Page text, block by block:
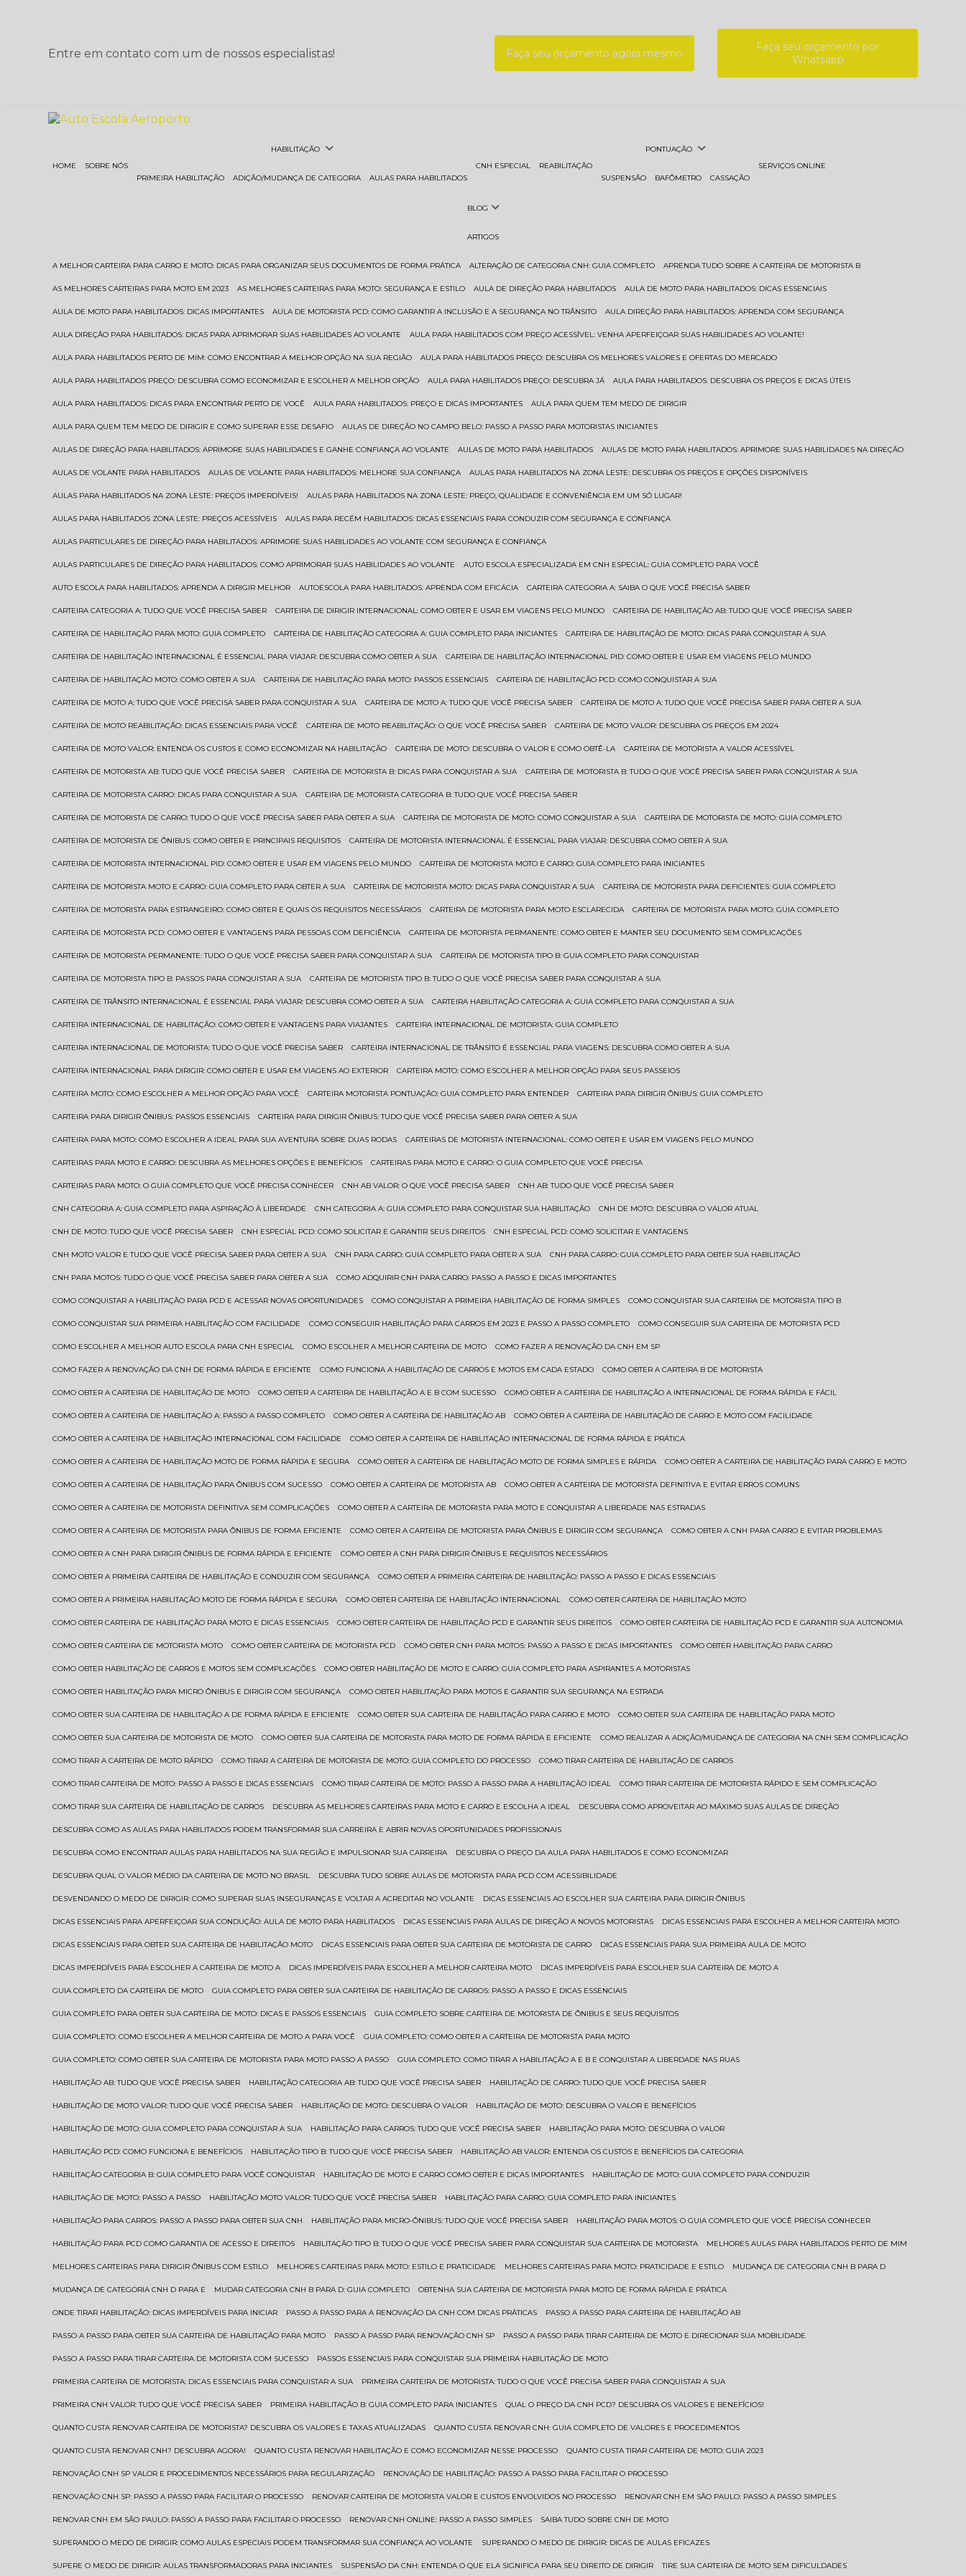
Entre em contato com um de nossos especialistas! Faça seu orçamento agora mesmo
Faça seu orçamento por
Whatsapp
HOME SOBRE NÓS
HABILITAÇÃO
PRIMEIRA HABILITAÇÃO ADIÇÃO/MUDANÇA DE CATEGORIA AULAS PARA HABILITADOS
CNH ESPECIAL REABILITAÇÃO
PONTUAÇÃO
SUSPENSÃO BAFÔMETRO CASSAÇÃO
SERVIÇOS ONLINE
BLOG
ARTIGOS
A MELHOR CARTEIRA PARA CARRO E MOTO: DICAS PARA ORGANIZAR SEUS DOCUMENTOS DE FORMA PRÁTICA ALTERAÇÃO DE CATEGORIA CNH: GUIA COMPLETO APRENDA TUDO SOBRE A CARTEIRA DE MOTORISTA B
AS MELHORES CARTEIRAS PARA MOTO EM 2023 AS MELHORES CARTEIRAS PARA MOTO: SEGURANÇA E ESTILO AULA DE DIREÇÃO PARA HABILITADOS AULA DE MOTO PARA HABILITADOS: DICAS ESSENCIAIS
AULA DE MOTO PARA HABILITADOS: DICAS IMPORTANTES AULA DE MOTORISTA PCD: COMO GARANTIR A INCLUSÃO E A SEGURANÇA NO TRÂNSITO AULA DIREÇÃO PARA HABILITADOS: APRENDA COM SEGURANÇA
AULA DIREÇÃO PARA HABILITADOS: DICAS PARA APRIMORAR SUAS HABILIDADES AO VOLANTE AULA PARA HABILITADOS COM PREÇO ACESSÍVEL: VENHA APERFEIÇOAR SUAS HABILIDADES AO VOLANTE!
AULA PARA HABILITADOS PERTO DE MIM: COMO ENCONTRAR A MELHOR OPÇÃO NA SUA REGIÃO AULA PARA HABILITADOS PREÇO: DESCUBRA OS MELHORES VALORES E OFERTAS DO MERCADO
AULA PARA HABILITADOS PREÇO: DESCUBRA COMO ECONOMIZAR E ESCOLHER A MELHOR OPÇÃO AULA PARA HABILITADOS PREÇO: DESCUBRA JÁ AULA PARA HABILITADOS: DESCUBRA OS PREÇOS E DICAS ÚTEIS
AULA PARA HABILITADOS: DICAS PARA ENCONTRAR PERTO DE VOCÊ AULA PARA HABILITADOS: PREÇO E DICAS IMPORTANTES AULA PARA QUEM TEM MEDO DE DIRIGIR
AULA PARA QUEM TEM MEDO DE DIRIGIR E COMO SUPERAR ESSE DESAFIO AULAS DE DIREÇÃO NO CAMPO BELO: PASSO A PASSO PARA MOTORISTAS INICIANTES
AULAS DE DIREÇÃO PARA HABILITADOS: APRIMORE SUAS HABILIDADES E GANHE CONFIANÇA AO VOLANTE AULAS DE MOTO PARA HABILITADOS AULAS DE MOTO PARA HABILITADOS: APRIMORE SUAS HABILIDADES NA DIREÇÃO
AULAS DE VOLANTE PARA HABILITADOS AULAS DE VOLANTE PARA HABILITADOS: MELHORE SUA CONFIANÇA AULAS PARA HABILITADOS NA ZONA LESTE: DESCUBRA OS PREÇOS E OPÇÕES DISPONÍVEIS
AULAS PARA HABILITADOS NA ZONA LESTE: PREÇOS IMPERDÍVEIS! AULAS PARA HABILITADOS NA ZONA LESTE: PREÇO, QUALIDADE E CONVENIÊNCIA EM UM SÓ LUGAR!
AULAS PARA HABILITADOS ZONA LESTE: PREÇOS ACESSÍVEIS AULAS PARA RECÉM HABILITADOS: DICAS ESSENCIAIS PARA CONDUZIR COM SEGURANÇA E CONFIANÇA
AULAS PARTICULARES DE DIREÇÃO PARA HABILITADOS: APRIMORE SUAS HABILIDADES AO VOLANTE COM SEGURANÇA E CONFIANÇA
AULAS PARTICULARES DE DIREÇÃO PARA HABILITADOS: COMO APRIMORAR SUAS HABILIDADES AO VOLANTE AUTO ESCOLA ESPECIALIZADA EM CNH ESPECIAL: GUIA COMPLETO PARA VOCÊ
AUTO ESCOLA PARA HABILITADOS: APRENDA A DIRIGIR MELHOR AUTOESCOLA PARA HABILITADOS: APRENDA COM EFICÁCIA CARTEIRA CATEGORIA A: SAIBA O QUE VOCÊ PRECISA SABER
CARTEIRA CATEGORIA A: TUDO QUE VOCÊ PRECISA SABER CARTEIRA DE DIRIGIR INTERNACIONAL: COMO OBTER E USAR EM VIAGENS PELO MUNDO CARTEIRA DE HABILITAÇÃO AB: TUDO QUE VOCÊ PRECISA SABER
CARTEIRA DE HABILITAÇÃO PARA MOTO: GUIA COMPLETO CARTEIRA DE HABILITAÇÃO CATEGORIA A: GUIA COMPLETO PARA INICIANTES CARTEIRA DE HABILITAÇÃO DE MOTO: DICAS PARA CONQUISTAR A SUA
CARTEIRA DE HABILITAÇÃO INTERNACIONAL É ESSENCIAL PARA VIAJAR: DESCUBRA COMO OBTER A SUA CARTEIRA DE HABILITAÇÃO INTERNACIONAL PID: COMO OBTER E USAR EM VIAGENS PELO MUNDO
CARTEIRA DE HABILITAÇÃO MOTO: COMO OBTER A SUA CARTEIRA DE HABILITAÇÃO PARA MOTO: PASSOS ESSENCIAIS CARTEIRA DE HABILITAÇÃO PCD: COMO CONQUISTAR A SUA
CARTEIRA DE MOTO A: TUDO QUE VOCÊ PRECISA SABER PARA CONQUISTAR A SUA CARTEIRA DE MOTO A: TUDO QUE VOCÊ PRECISA SABER CARTEIRA DE MOTO A: TUDO QUE VOCÊ PRECISA SABER PARA OBTER A SUA
CARTEIRA DE MOTO REABILITAÇÃO: DICAS ESSENCIAIS PARA VOCÊ CARTEIRA DE MOTO REABILITAÇÃO: O QUE VOCÊ PRECISA SABER CARTEIRA DE MOTO VALOR: DESCUBRA OS PREÇOS EM 2024
CARTEIRA DE MOTO VALOR: ENTENDA OS CUSTOS E COMO ECONOMIZAR NA HABILITAÇÃO CARTEIRA DE MOTO: DESCUBRA O VALOR E COMO OBTÊ-LA CARTEIRA DE MOTORISTA A VALOR ACESSÍVEL
CARTEIRA DE MOTORISTA AB: TUDO QUE VOCÊ PRECISA SABER CARTEIRA DE MOTORISTA B: DICAS PARA CONQUISTAR A SUA CARTEIRA DE MOTORISTA B: TUDO O QUE VOCÊ PRECISA SABER PARA CONQUISTAR A SUA
CARTEIRA DE MOTORISTA CARRO: DICAS PARA CONQUISTAR A SUA CARTEIRA DE MOTORISTA CATEGORIA B: TUDO QUE VOCÊ PRECISA SABER
CARTEIRA DE MOTORISTA DE CARRO: TUDO O QUE VOCÊ PRECISA SABER PARA OBTER A SUA CARTEIRA DE MOTORISTA DE MOTO: COMO CONQUISTAR A SUA CARTEIRA DE MOTORISTA DE MOTO: GUIA COMPLETO
CARTEIRA DE MOTORISTA DE ÔNIBUS: COMO OBTER E PRINCIPAIS REQUISITOS CARTEIRA DE MOTORISTA INTERNACIONAL É ESSENCIAL PARA VIAJAR: DESCUBRA COMO OBTER A SUA
CARTEIRA DE MOTORISTA INTERNACIONAL PID: COMO OBTER E USAR EM VIAGENS PELO MUNDO CARTEIRA DE MOTORISTA MOTO E CARRO: GUIA COMPLETO PARA INICIANTES
CARTEIRA DE MOTORISTA MOTO E CARRO: GUIA COMPLETO PARA OBTER A SUA CARTEIRA DE MOTORISTA MOTO: DICAS PARA CONQUISTAR A SUA CARTEIRA DE MOTORISTA PARA DEFICIENTES: GUIA COMPLETO
CARTEIRA DE MOTORISTA PARA ESTRANGEIRO: COMO OBTER E QUAIS OS REQUISITOS NECESSÁRIOS CARTEIRA DE MOTORISTA PARA MOTO ESCLARECIDA CARTEIRA DE MOTORISTA PARA MOTO: GUIA COMPLETO
CARTEIRA DE MOTORISTA PCD: COMO OBTER E VANTAGENS PARA PESSOAS COM DEFICIÊNCIA CARTEIRA DE MOTORISTA PERMANENTE: COMO OBTER E MANTER SEU DOCUMENTO SEM COMPLICAÇÕES
CARTEIRA DE MOTORISTA PERMANENTE: TUDO O QUE VOCÊ PRECISA SABER PARA CONQUISTAR A SUA CARTEIRA DE MOTORISTA TIPO B: GUIA COMPLETO PARA CONQUISTAR
CARTEIRA DE MOTORISTA TIPO B: PASSOS PARA CONQUISTAR A SUA CARTEIRA DE MOTORISTA TIPO B: TUDO O QUE VOCÊ PRECISA SABER PARA CONQUISTAR A SUA
CARTEIRA DE TRÂNSITO INTERNACIONAL É ESSENCIAL PARA VIAJAR: DESCUBRA COMO OBTER A SUA CARTEIRA HABILITAÇÃO CATEGORIA A: GUIA COMPLETO PARA CONQUISTAR A SUA
CARTEIRA INTERNACIONAL DE HABILITAÇÃO: COMO OBTER E VANTAGENS PARA VIAJANTES CARTEIRA INTERNACIONAL DE MOTORISTA: GUIA COMPLETO
CARTEIRA INTERNACIONAL DE MOTORISTA: TUDO O QUE VOCÊ PRECISA SABER CARTEIRA INTERNACIONAL DE TRÂNSITO É ESSENCIAL PARA VIAGENS: DESCUBRA COMO OBTER A SUA
CARTEIRA INTERNACIONAL PARA DIRIGIR: COMO OBTER E USAR EM VIAGENS AO EXTERIOR CARTEIRA MOTO: COMO ESCOLHER A MELHOR OPÇÃO PARA SEUS PASSEIOS
CARTEIRA MOTO: COMO ESCOLHER A MELHOR OPÇÃO PARA VOCÊ CARTEIRA MOTORISTA PONTUAÇÃO: GUIA COMPLETO PARA ENTENDER CARTEIRA PARA DIRIGIR ÔNIBUS: GUIA COMPLETO
CARTEIRA PARA DIRIGIR ÔNIBUS: PASSOS ESSENCIAIS CARTEIRA PARA DIRIGIR ÔNIBUS: TUDO QUE VOCÊ PRECISA SABER PARA OBTER A SUA
CARTEIRA PARA MOTO: COMO ESCOLHER A IDEAL PARA SUA AVENTURA SOBRE DUAS RODAS CARTEIRAS DE MOTORISTA INTERNACIONAL: COMO OBTER E USAR EM VIAGENS PELO MUNDO
CARTEIRAS PARA MOTO E CARRO: DESCUBRA AS MELHORES OPÇÕES E BENEFÍCIOS CARTEIRAS PARA MOTO E CARRO: O GUIA COMPLETO QUE VOCÊ PRECISA
CARTEIRAS PARA MOTO: O GUIA COMPLETO QUE VOCÊ PRECISA CONHECER CNH AB VALOR: O QUE VOCÊ PRECISA SABER CNH AB: TUDO QUE VOCÊ PRECISA SABER
CNH CATEGORIA A: GUIA COMPLETO PARA ASPIRAÇÃO À LIBERDADE CNH CATEGORIA A: GUIA COMPLETO PARA CONQUISTAR SUA HABILITAÇÃO CNH DE MOTO: DESCUBRA O VALOR ATUAL
CNH DE MOTO: TUDO QUE VOCÊ PRECISA SABER CNH ESPECIAL PCD: COMO SOLICITAR E GARANTIR SEUS DIREITOS CNH ESPECIAL PCD: COMO SOLICITAR E VANTAGENS
CNH MOTO VALOR E TUDO QUE VOCÊ PRECISA SABER PARA OBTER A SUA CNH PARA CARRO: GUIA COMPLETO PARA OBTER A SUA CNH PARA CARRO: GUIA COMPLETO PARA OBTER SUA HABILITAÇÃO
CNH PARA MOTOS: TUDO O QUE VOCÊ PRECISA SABER PARA OBTER A SUA COMO ADQUIRIR CNH PARA CARRO: PASSO A PASSO E DICAS IMPORTANTES
COMO CONQUISTAR A HABILITAÇÃO PARA PCD E ACESSAR NOVAS OPORTUNIDADES COMO CONQUISTAR A PRIMEIRA HABILITAÇÃO DE FORMA SIMPLES COMO CONQUISTAR SUA CARTEIRA DE MOTORISTA TIPO B
COMO CONQUISTAR SUA PRIMEIRA HABILITAÇÃO COM FACILIDADE COMO CONSEGUIR HABILITAÇÃO PARA CARROS EM 2023 E PASSO A PASSO COMPLETO COMO CONSEGUIR SUA CARTEIRA DE MOTORISTA PCD
COMO ESCOLHER A MELHOR AUTO ESCOLA PARA CNH ESPECIAL COMO ESCOLHER A MELHOR CARTEIRA DE MOTO COMO FAZER A RENOVAÇÃO DA CNH EM SP
COMO FAZER A RENOVAÇÃO DA CNH DE FORMA RÁPIDA E EFICIENTE COMO FUNCIONA A HABILITAÇÃO DE CARROS E MOTOS EM CADA ESTADO COMO OBTER A CARTEIRA B DE MOTORISTA
COMO OBTER A CARTEIRA DE HABILITAÇÃO DE MOTO COMO OBTER A CARTEIRA DE HABILITAÇÃO A E B COM SUCESSO COMO OBTER A CARTEIRA DE HABILITAÇÃO A INTERNACIONAL DE FORMA RÁPIDA E FÁCIL
COMO OBTER A CARTEIRA DE HABILITAÇÃO A: PASSO A PASSO COMPLETO COMO OBTER A CARTEIRA DE HABILITAÇÃO AB COMO OBTER A CARTEIRA DE HABILITAÇÃO DE CARRO E MOTO COM FACILIDADE
COMO OBTER A CARTEIRA DE HABILITAÇÃO INTERNACIONAL COM FACILIDADE COMO OBTER A CARTEIRA DE HABILITAÇÃO INTERNACIONAL DE FORMA RÁPIDA E PRÁTICA
COMO OBTER A CARTEIRA DE HABILITAÇÃO MOTO DE FORMA RÁPIDA E SEGURA COMO OBTER A CARTEIRA DE HABILITAÇÃO MOTO DE FORMA SIMPLES E RÁPIDA COMO OBTER A CARTEIRA DE HABILITAÇÃO PARA CARRO E MOTO
COMO OBTER A CARTEIRA DE HABILITAÇÃO PARA ÔNIBUS COM SUCESSO COMO OBTER A CARTEIRA DE MOTORISTA AB COMO OBTER A CARTEIRA DE MOTORISTA DEFINITIVA E EVITAR ERROS COMUNS
COMO OBTER A CARTEIRA DE MOTORISTA DEFINITIVA SEM COMPLICAÇÕES COMO OBTER A CARTEIRA DE MOTORISTA PARA MOTO E CONQUISTAR A LIBERDADE NAS ESTRADAS
COMO OBTER A CARTEIRA DE MOTORISTA PARA ÔNIBUS DE FORMA EFICIENTE COMO OBTER A CARTEIRA DE MOTORISTA PARA ÔNIBUS E DIRIGIR COM SEGURANÇA COMO OBTER A CNH PARA CARRO E EVITAR PROBLEMAS
COMO OBTER A CNH PARA DIRIGIR ÔNIBUS DE FORMA RÁPIDA E EFICIENTE COMO OBTER A CNH PARA DIRIGIR ÔNIBUS E REQUISITOS NECESSÁRIOS
COMO OBTER A PRIMEIRA CARTEIRA DE HABILITAÇÃO E CONDUZIR COM SEGURANÇA COMO OBTER A PRIMEIRA CARTEIRA DE HABILITAÇÃO: PASSO A PASSO E DICAS ESSENCIAIS
COMO OBTER A PRIMEIRA HABILITAÇÃO MOTO DE FORMA RÁPIDA E SEGURA COMO OBTER CARTEIRA DE HABILITAÇÃO INTERNACIONAL COMO OBTER CARTEIRA DE HABILITAÇÃO MOTO
COMO OBTER CARTEIRA DE HABILITAÇÃO PARA MOTO E DICAS ESSENCIAIS COMO OBTER CARTEIRA DE HABILITAÇÃO PCD E GARANTIR SEUS DIREITOS COMO OBTER CARTEIRA DE HABILITAÇÃO PCD E GARANTIR SUA AUTONOMIA
COMO OBTER CARTEIRA DE MOTORISTA MOTO COMO OBTER CARTEIRA DE MOTORISTA PCD COMO OBTER CNH PARA MOTOS: PASSO A PASSO E DICAS IMPORTANTES COMO OBTER HABILITAÇÃO PARA CARRO
COMO OBTER HABILITAÇÃO DE CARROS E MOTOS SEM COMPLICAÇÕES COMO OBTER HABILITAÇÃO DE MOTO E CARRO: GUIA COMPLETO PARA ASPIRANTES A MOTORISTAS
COMO OBTER HABILITAÇÃO PARA MICRO ÔNIBUS E DIRIGIR COM SEGURANÇA COMO OBTER HABILITAÇÃO PARA MOTOS E GARANTIR SUA SEGURANÇA NA ESTRADA
COMO OBTER SUA CARTEIRA DE HABILITAÇÃO A DE FORMA RÁPIDA E EFICIENTE COMO OBTER SUA CARTEIRA DE HABILITAÇÃO PARA CARRO E MOTO COMO OBTER SUA CARTEIRA DE HABILITAÇÃO PARA MOTO
COMO OBTER SUA CARTEIRA DE MOTORISTA DE MOTO COMO OBTER SUA CARTEIRA DE MOTORISTA PARA MOTO DE FORMA RÁPIDA E EFICIENTE COMO REALIZAR A ADIÇÃO/MUDANÇA DE CATEGORIA NA CNH SEM COMPLICAÇÃO
COMO TIRAR A CARTEIRA DE MOTO RÁPIDO COMO TIRAR A CARTEIRA DE MOTORISTA DE MOTO: GUIA COMPLETO DO PROCESSO COMO TIRAR CARTEIRA DE HABILITAÇÃO DE CARROS
COMO TIRAR CARTEIRA DE MOTO: PASSO A PASSO E DICAS ESSENCIAIS COMO TIRAR CARTEIRA DE MOTO: PASSO A PASSO PARA A HABILITAÇÃO IDEAL COMO TIRAR CARTEIRA DE MOTORISTA RÁPIDO E SEM COMPLICAÇÃO
COMO TIRAR SUA CARTEIRA DE HABILITAÇÃO DE CARROS DESCUBRA AS MELHORES CARTEIRAS PARA MOTO E CARRO E ESCOLHA A IDEAL DESCUBRA COMO APROVEITAR AO MÁXIMO SUAS AULAS DE DIREÇÃO
DESCUBRA COMO AS AULAS PARA HABILITADOS PODEM TRANSFORMAR SUA CARREIRA E ABRIR NOVAS OPORTUNIDADES PROFISSIONAIS
DESCUBRA COMO ENCONTRAR AULAS PARA HABILITADOS NA SUA REGIÃO E IMPULSIONAR SUA CARREIRA DESCUBRA O PREÇO DA AULA PARA HABILITADOS E COMO ECONOMIZAR
DESCUBRA QUAL O VALOR MÉDIO DA CARTEIRA DE MOTO NO BRASIL DESCUBRA TUDO SOBRE AULAS DE MOTORISTA PARA PCD COM ACESSIBILIDADE
DESVENDANDO O MEDO DE DIRIGIR: COMO SUPERAR SUAS INSEGURANÇAS E VOLTAR A ACREDITAR NO VOLANTE DICAS ESSENCIAIS AO ESCOLHER SUA CARTEIRA PARA DIRIGIR ÔNIBUS
DICAS ESSENCIAIS PARA APERFEIÇOAR SUA CONDUÇÃO: AULA DE MOTO PARA HABILITADOS DICAS ESSENCIAIS PARA AULAS DE DIREÇÃO A NOVOS MOTORISTAS DICAS ESSENCIAIS PARA ESCOLHER A MELHOR CARTEIRA MOTO
DICAS ESSENCIAIS PARA OBTER SUA CARTEIRA DE HABILITAÇÃO MOTO DICAS ESSENCIAIS PARA OBTER SUA CARTEIRA DE MOTORISTA DE CARRO DICAS ESSENCIAIS PARA SUA PRIMEIRA AULA DE MOTO
DICAS IMPERDÍVEIS PARA ESCOLHER A CARTEIRA DE MOTO A DICAS IMPERDÍVEIS PARA ESCOLHER A MELHOR CARTEIRA MOTO DICAS IMPERDÍVEIS PARA ESCOLHER SUA CARTEIRA DE MOTO A
GUIA COMPLETO DA CARTEIRA DE MOTO GUIA COMPLETO PARA OBTER SUA CARTEIRA DE HABILITAÇÃO DE CARROS: PASSO A PASSO E DICAS ESSENCIAIS
GUIA COMPLETO PARA OBTER SUA CARTEIRA DE MOTO: DICAS E PASSOS ESSENCIAIS GUIA COMPLETO SOBRE CARTEIRA DE MOTORISTA DE ÔNIBUS E SEUS REQUISITOS
GUIA COMPLETO: COMO ESCOLHER A MELHOR CARTEIRA DE MOTO A PARA VOCÊ GUIA COMPLETO: COMO OBTER A CARTEIRA DE MOTORISTA PARA MOTO
GUIA COMPLETO: COMO OBTER SUA CARTEIRA DE MOTORISTA PARA MOTO PASSO A PASSO GUIA COMPLETO: COMO TIRAR A HABILITAÇÃO A E B E CONQUISTAR A LIBERDADE NAS RUAS
HABILITAÇÃO AB: TUDO QUE VOCÊ PRECISA SABER HABILITAÇÃO CATEGORIA AB: TUDO QUE VOCÊ PRECISA SABER HABILITAÇÃO DE CARRO: TUDO QUE VOCÊ PRECISA SABER
HABILITAÇÃO DE MOTO VALOR: TUDO QUE VOCÊ PRECISA SABER HABILITAÇÃO DE MOTO: DESCUBRA O VALOR HABILITAÇÃO DE MOTO: DESCUBRA O VALOR E BENEFÍCIOS
HABILITAÇÃO DE MOTO: GUIA COMPLETO PARA CONQUISTAR A SUA HABILITAÇÃO PARA CARROS: TUDO QUE VOCÊ PRECISA SABER HABILITAÇÃO PARA MOTO: DESCUBRA O VALOR
HABILITAÇÃO PCD: COMO FUNCIONA E BENEFÍCIOS HABILITAÇÃO TIPO B: TUDO QUE VOCÊ PRECISA SABER HABILITAÇÃO AB VALOR: ENTENDA OS CUSTOS E BENEFÍCIOS DA CATEGORIA
HABILITAÇÃO CATEGORIA B: GUIA COMPLETO PARA VOCÊ CONQUISTAR HABILITAÇÃO DE MOTO E CARRO COMO OBTER E DICAS IMPORTANTES HABILITAÇÃO DE MOTO: GUIA COMPLETO PARA CONDUZIR
HABILITAÇÃO DE MOTO: PASSO A PASSO HABILITAÇÃO MOTO VALOR: TUDO QUE VOCÊ PRECISA SABER HABILITAÇÃO PARA CARRO: GUIA COMPLETO PARA INICIANTES
HABILITAÇÃO PARA CARROS: PASSO A PASSO PARA OBTER SUA CNH HABILITAÇÃO PARA MICRO-ÔNIBUS: TUDO QUE VOCÊ PRECISA SABER HABILITAÇÃO PARA MOTOS: O GUIA COMPLETO QUE VOCÊ PRECISA CONHECER
HABILITAÇÃO PARA PCD COMO GARANTIA DE ACESSO E DIREITOS HABILITAÇÃO TIPO B: TUDO O QUE VOCÊ PRECISA SABER PARA CONQUISTAR SUA CARTEIRA DE MOTORISTA MELHORES AULAS PARA HABILITADOS PERTO DE MIM
MELHORES CARTEIRAS PARA DIRIGIR ÔNIBUS COM ESTILO MELHORES CARTEIRAS PARA MOTO: ESTILO E PRATICIDADE MELHORES CARTEIRAS PARA MOTO: PRATICIDADE E ESTILO MUDANÇA DE CATEGORIA CNH B PARA D
MUDANÇA DE CATEGORIA CNH D PARA E MUDAR CATEGORIA CNH B PARA D: GUIA COMPLETO OBTENHA SUA CARTEIRA DE MOTORISTA PARA MOTO DE FORMA RÁPIDA E PRÁTICA
ONDE TIRAR HABILITAÇÃO: DICAS IMPERDÍVEIS PARA INICIAR PASSO A PASSO PARA A RENOVAÇÃO DA CNH COM DICAS PRÁTICAS PASSO A PASSO PARA CARTEIRA DE HABILITAÇÃO AB
PASSO A PASSO PARA OBTER SUA CARTEIRA DE HABILITAÇÃO PARA MOTO PASSO A PASSO PARA RENOVAÇÃO CNH SP PASSO A PASSO PARA TIRAR CARTEIRA DE MOTO E DIRECIONAR SUA MOBILIDADE
PASSO A PASSO PARA TIRAR CARTEIRA DE MOTORISTA COM SUCESSO PASSOS ESSENCIAIS PARA CONQUISTAR SUA PRIMEIRA HABILITAÇÃO DE MOTO
PRIMEIRA CARTEIRA DE MOTORISTA: DICAS ESSENCIAIS PARA CONQUISTAR A SUA PRIMEIRA CARTEIRA DE MOTORISTA: TUDO O QUE VOCÊ PRECISA SABER PARA CONQUISTAR A SUA
PRIMEIRA CNH VALOR: TUDO QUE VOCÊ PRECISA SABER PRIMEIRA HABILITAÇÃO B: GUIA COMPLETO PARA INICIANTES QUAL O PREÇO DA CNH PCD? DESCUBRA OS VALORES E BENEFÍCIOS!
QUANTO CUSTA RENOVAR CARTEIRA DE MOTORISTA? DESCUBRA OS VALORES E TAXAS ATUALIZADAS QUANTO CUSTA RENOVAR CNH: GUIA COMPLETO DE VALORES E PROCEDIMENTOS
QUANTO CUSTA RENOVAR CNH? DESCUBRA AGORA! QUANTO CUSTA RENOVAR HABILITAÇÃO E COMO ECONOMIZAR NESSE PROCESSO QUANTO CUSTA TIRAR CARTEIRA DE MOTO: GUIA 2023
RENOVAÇÃO CNH SP VALOR E PROCEDIMENTOS NECESSÁRIOS PARA REGULARIZAÇÃO RENOVAÇÃO DE HABILITAÇÃO: PASSO A PASSO PARA FACILITAR O PROCESSO
RENOVAÇÃO CNH SP: PASSO A PASSO PARA FACILITAR O PROCESSO RENOVAR CARTEIRA DE MOTORISTA VALOR E CUSTOS ENVOLVIDOS NO PROCESSO RENOVAR CNH EM SÃO PAULO: PASSO A PASSO SIMPLES
RENOVAR CNH EM SÃO PAULO: PASSO A PASSO PARA FACILITAR O PROCESSO RENOVAR CNH ONLINE: PASSO A PASSO SIMPLES SAIBA TUDO SOBRE CNH DE MOTO
SUPERANDO O MEDO DE DIRIGIR: COMO AULAS ESPECIAIS PODEM TRANSFORMAR SUA CONFIANÇA AO VOLANTE SUPERANDO O MEDO DE DIRIGIR: DICAS DE AULAS EFICAZES
SUPERE O MEDO DE DIRIGIR: AULAS TRANSFORMADORAS PARA INICIANTES SUSPENSÃO DA CNH: ENTENDA O QUE ELA SIGNIFICA PARA SEU DIREITO DE DIRIGIR TIRE SUA CARTEIRA DE MOTO SEM DIFICULDADES